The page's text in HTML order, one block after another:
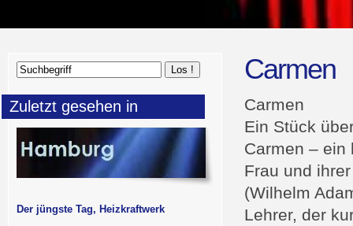
Carmen
Carmen
Ein Stück
Carmen – ein
Frau und
(Wilhelm
Lehrer, der
Zuletzt gesehen in
Der jüngste Tag, Heizkraftwerk